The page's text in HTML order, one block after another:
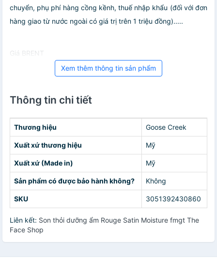
chuyển, phụ phí hàng cồng kềnh, thuế nhập khẩu (đối với đơn
hàng giao từ nước ngoài có giá trị trên 1 triệu đồng).....
Giá BRENT
Xem thêm thông tin sản phẩm
Thông tin chi tiết
Thương hiệu Goose Creek
Xuất xứ thương hiệu Mỹ
Xuất xứ (Made in) Mỹ
Sản phẩm có được bảo hành không? Không
SKU 3051392430860
Liên kết: Son thỏi dưỡng ẩm Rouge Satin Moisture fmgt The
Face Shop